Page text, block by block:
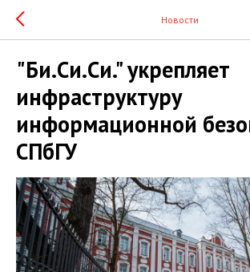
Новости
"Би.Си.Си." укрепляет
инфраструктуру
информационной
СПбГУ